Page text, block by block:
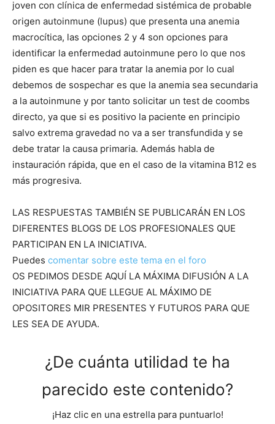
joven con clínica de enfermedad sistémica de probable
origen autoinmune (lupus) que presenta una anemia
macrocítica, las opciones 2 y 4 son opciones para
identificar la enfermedad autoinmune pero lo que nos
piden es que hacer para tratar la anemia por lo cual
debemos de sospechar es que la anemia sea secundaria
a la autoinmune y por tanto solicitar un test de coombs
directo, ya que si es positivo la paciente en principio
salvo extrema gravedad no va a ser transfundida y se
debe tratar la causa primaria. Además habla de
instauración rápida, que en el caso de la vitamina B12 es
más progresiva.
LAS RESPUESTAS TAMBIÉN SE PUBLICARÁN EN LOS
DIFERENTES BLOGS DE LOS PROFESIONALES QUE
PARTICIPAN EN LA INICIATIVA.
Puedes comentar sobre este tema en el foro
OS PEDIMOS DESDE AQUÍ LA MÁXIMA DIFUSIÓN A LA
INICIATIVA PARA QUE LLEGUE AL MÁXIMO DE
OPOSITORES MIR PRESENTES Y FUTUROS PARA QUE
LES SEA DE AYUDA.
¿De cuánta utilidad te ha
parecido este contenido?
¡Haz clic en una estrella para puntuarlo!